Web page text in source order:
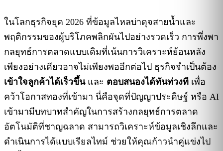
ในโลกธุรกิจยุค 2026 ที่ข้อมูลไหลบ่าดุจสายน้ำและ
พฤติกรรมของผู้บริโภคพลิกผันไปอย่างรวดเร็ว การพึ่งพา
กลยุทธ์การตลาดแบบเดิมที่เน้นการวิเคราะห์ย้อนหลัง
เพียงอย่างเดียวอาจไม่เพียงพออีกต่อไป ธุรกิจจำเป็นต้อง
เข้าใจลูกค้าได้เร็วขึ้นและ ตอบสนองได้ทันท่วงที เพื่อ
คว้าโอกาสทองที่เข้ามา นี่คือจุดที่ปัญญาประดิษฐ์ หรือ AI
เข้ามามีบทบาทสำคัญในการสร้างกลยุทธ์การตลาด
อัตโนมัติที่ชาญฉลาด สามารถวิเคราะห์ข้อมูลเชิงลึกและ
ดำเนินการได้แบบเรียลไทม์ ช่วยให้คุณก้าวนำคู่แข่งไป